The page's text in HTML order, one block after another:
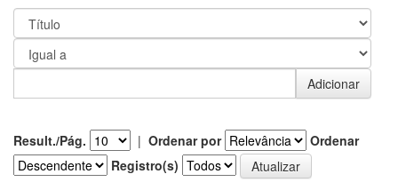
Result./Pág. | Ordenar por
Ordenar
Registro(s)